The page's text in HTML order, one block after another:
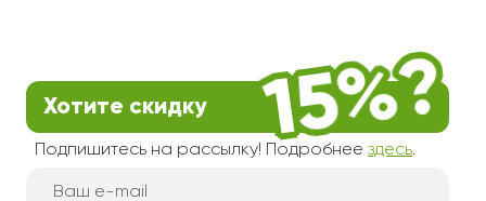
Хотите скидку
Подпишитесь на рассылку! Подробнее здесь.